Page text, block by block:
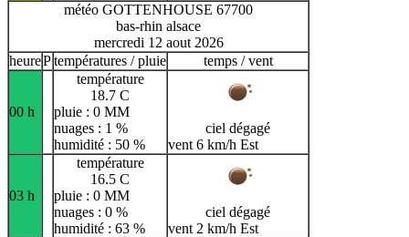
météo GOTTENHOUSE 67700
bas-rhin alsace
mercredi 12 aout 2026
heurePtempératures / pluie temps / vent
00 h
température
18.7 C
pluie : 0 MM
nuages : 1 %
humidité : 50 %
ciel dégagé
vent 6 km/h Est
03 h
température
16.5 C
pluie : 0 MM
nuages : 0 %
humidité : 63 %
ciel dégagé
vent 2 km/h Est